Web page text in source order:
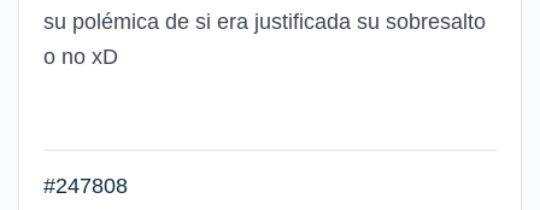
su polémica de si era justificada su sobresalto
o no xD
#247808